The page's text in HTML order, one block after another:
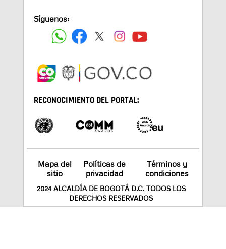
Síguenos:
RECONOCIMIENTO DEL PORTAL:
Mapa del
sitio
Políticas de
privacidad
Términos y
condiciones
2024 ALCALDÍA DE BOGOTÁ D.C. TODOS LOS
DERECHOS RESERVADOS